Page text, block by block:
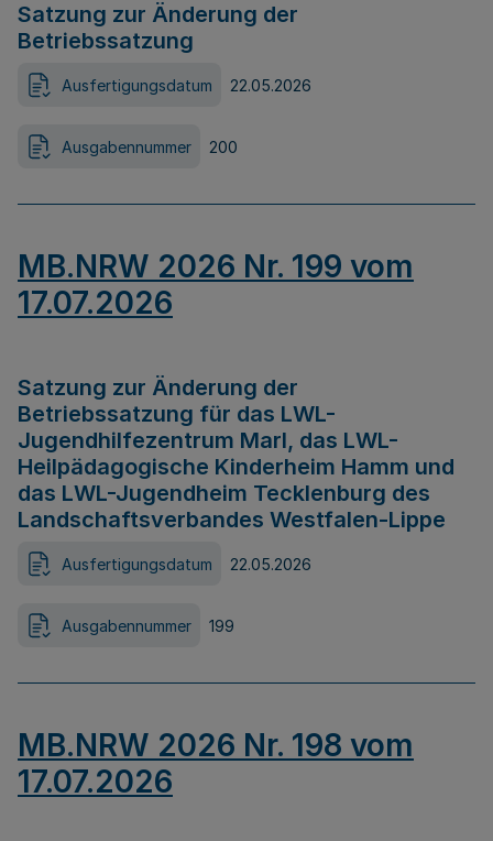
Satzung zur Änderung der
Betriebssatzung
Ausfertigungsdatum 22.05.2026
Ausgabennummer 200
MB.NRW 2026 Nr. 199 vom
17.07.2026
Satzung zur Änderung der
Betriebssatzung für das LWL-
Jugendhilfezentrum Marl, das LWL-
Heilpädagogische Kinderheim Hamm und
das LWL-Jugendheim Tecklenburg des
Landschaftsverbandes Westfalen-Lippe
Ausfertigungsdatum 22.05.2026
Ausgabennummer 199
MB.NRW 2026 Nr. 198 vom
17.07.2026